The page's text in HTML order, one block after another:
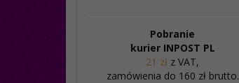
Pobranie
kurier INPOST PL
21 zł z VAT,
zamówienia do 160 zł brutto.